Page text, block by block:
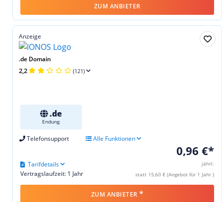
ZUM ANBIETER
Anzeige
.de Domain
2,2 (121)
.de
Endung
Telefonsupport Alle Funktionen
0,96 €*
jährl.
statt 15,60 € (Angebot für 1 Jahr )
Vertragslaufzeit: 1 Jahr
Tarifdetails
ZUM ANBIETER *